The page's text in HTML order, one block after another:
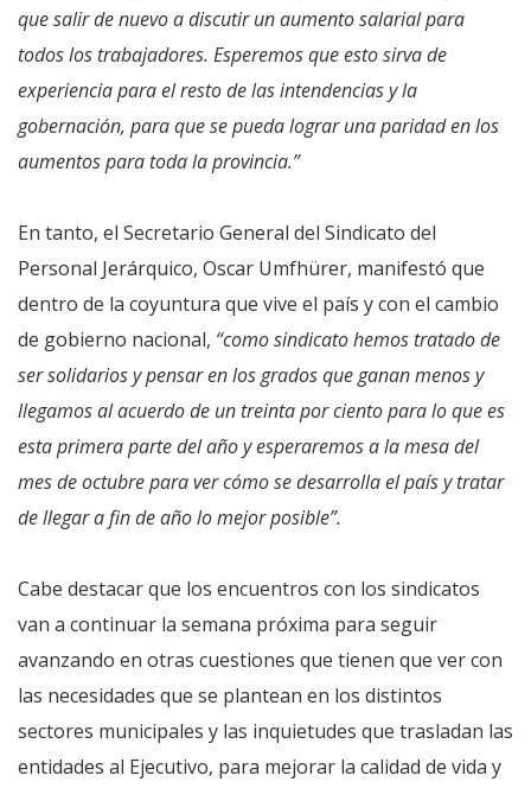
que salir de nuevo a discutir un aumento salarial para
todos los trabajadores. Esperemos que esto sirva de
experiencia para el resto de las intendencias y la
gobernación, para que se pueda lograr una paridad en los
aumentos para toda la provincia.”
En tanto, el Secretario General del Sindicato del
Personal Jerárquico, Oscar Umfhürer, manifestó que
dentro de la coyuntura que vive el país y con el cambio
de gobierno nacional, “como sindicato hemos tratado de
ser solidarios y pensar en los grados que ganan menos y
llegamos al acuerdo de un treinta por ciento para lo que es
esta primera parte del año y esperaremos a la mesa del
mes de octubre para ver cómo se desarrolla el país y tratar
de llegar a fin de año lo mejor posible”.
Cabe destacar que los encuentros con los sindicatos
van a continuar la semana próxima para seguir
avanzando en otras cuestiones que tienen que ver con
las necesidades que se plantean en los distintos
sectores municipales y las inquietudes que trasladan las
entidades al Ejecutivo, para mejorar la calidad de vida y